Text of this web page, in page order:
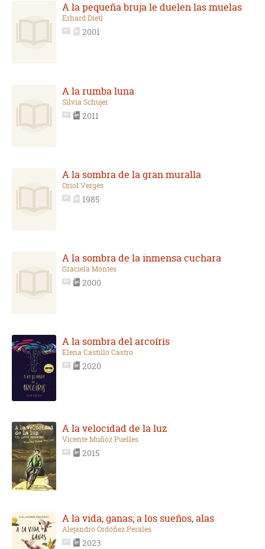
A la pequeña bruja le duelen las muelas
Erhard Dietl
2001
A la rumba luna
Silvia Schujer
2011
A la sombra de la gran muralla
Oriol Vergés
1985
A la sombra de la inmensa cuchara
Graciela Montes
2000
A la sombra del arcoíris
Elena Castillo Castro
2020
A la velocidad de la luz
Vicente Muñoz Puelles
2015
A la vida, ganas; a los sueños, alas
Alejandro Ordóñez Perales
2023